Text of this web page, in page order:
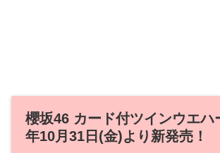
櫻坂46 カード付ツインウエハ
年10月31日(金)より新発売！